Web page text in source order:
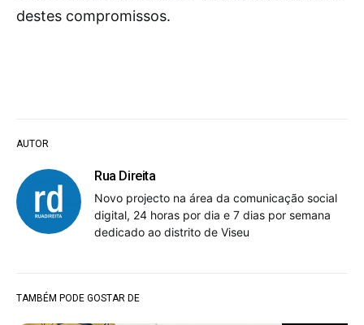
AUTOR
Rua Direita
Novo projecto na área da comunicação social
digital, 24 horas por dia e 7 dias por semana
dedicado ao distrito de Viseu
destes compromissos.
TAMBÉM PODE GOSTAR DE